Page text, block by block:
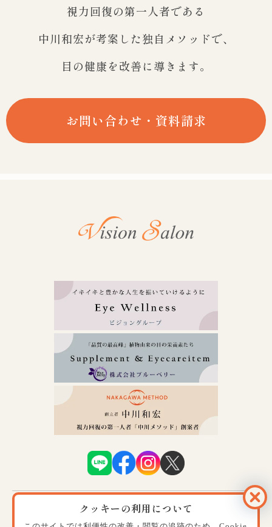
クッキーの利用について
視力回復の第一人者である
中川和宏が考案した独自メソッドで、
目の健康を改善に導きます。
お問い合わせ・資料請求
プライバシーポリシー
特定商取引に関する法律に基づく表記ショッピングガイド